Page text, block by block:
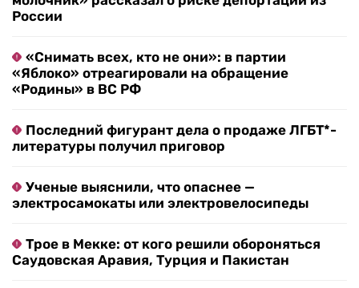
России
«Снимать всех, кто не они»: в партии
«Яблоко» отреагировали на обращение
«Родины» в ВС РФ
Последний фигурант дела о продаже ЛГБТ*-
литературы получил приговор
Ученые выяснили, что опаснее —
электросамокаты или электровелосипеды
Трое в Мекке: от кого решили обороняться
Саудовская Аравия, Турция и Пакистан